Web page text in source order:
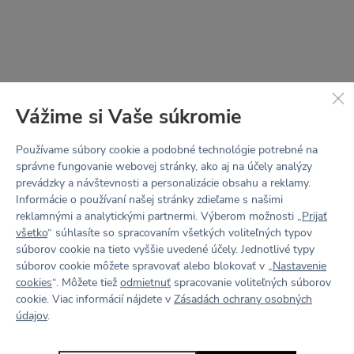
STRIH
LOTTA
V jednoduchosti je sila.
Vážime si Vaše súkromie
Používame súbory cookie a podobné technológie potrebné na
správne fungovanie webovej stránky, ako aj na účely analýzy
prevádzky a návštevnosti a personalizácie obsahu a reklamy.
Informácie o používaní našej stránky zdieľame s našimi
reklamnými a analytickými partnermi. Výberom možnosti „Prijať
všetko“ súhlasíte so spracovaním všetkých voliteľných typov
súborov cookie na tieto vyššie uvedené účely. Jednotlivé typy
súborov cookie môžete spravovať alebo blokovať v „Nastavenie
cookies“. Môžete tiež odmietnuť spracovanie voliteľných súborov
cookie. Viac informácií nájdete v Zásadách ochrany osobných
údajov.